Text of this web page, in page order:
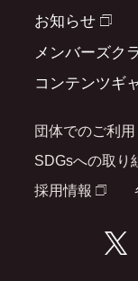
お知らせ
メンバーズク
コンテンツギ
団体でのご利
SDGsへの取り
採用情報